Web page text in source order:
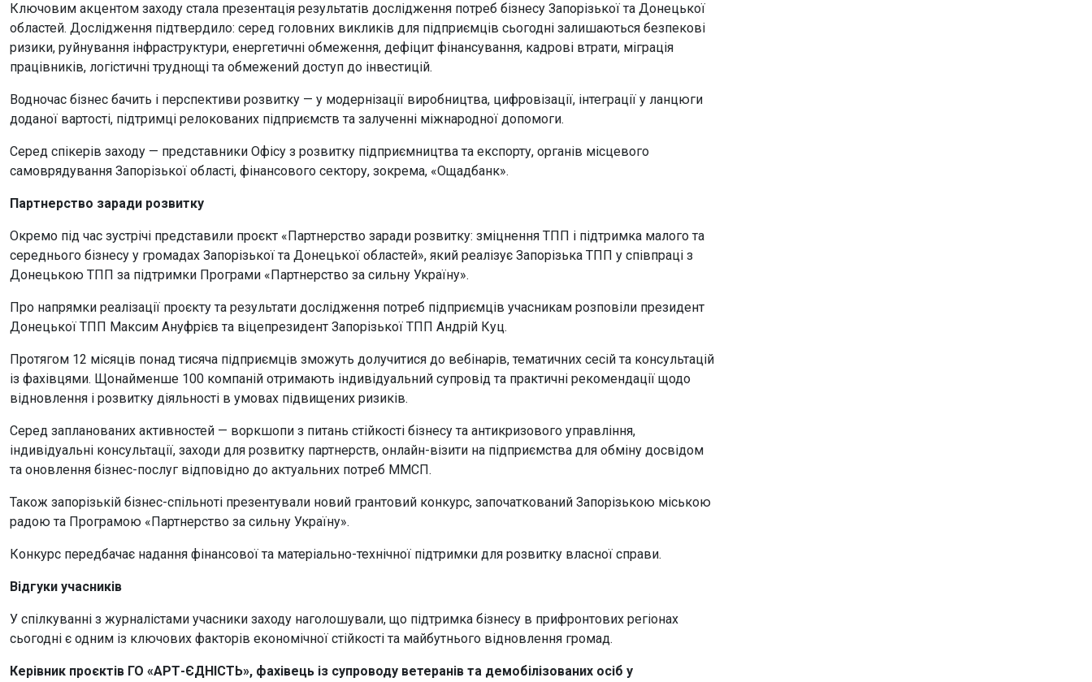
Ключовим акцентом заходу стала презентація результатів дослідження потреб бізнесу Запорізької та Донецької
областей. Дослідження підтвердило: серед головних викликів для підприємців сьогодні залишаються безпекові
ризики, руйнування інфраструктури, енергетичні обмеження, дефіцит фінансування, кадрові втрати, міграція
працівників, логістичні труднощі та обмежений доступ до інвестицій.
Водночас бізнес бачить і перспективи розвитку — у модернізації виробництва, цифровізації, інтеграції у ланцюги
доданої вартості, підтримці релокованих підприємств та залученні міжнародної допомоги.
Серед спікерів заходу — представники Офісу з розвитку підприємництва та експорту, органів місцевого
самоврядування Запорізької області, фінансового сектору, зокрема, «Ощадбанк».
Партнерство заради розвитку
Окремо під час зустрічі представили проєкт «Партнерство заради розвитку: зміцнення ТПП і підтримка малого та
середнього бізнесу у громадах Запорізької та Донецької областей», який реалізує Запорізька ТПП у співпраці з
Донецькою ТПП за підтримки Програми «Партнерство за сильну Україну».
Про напрямки реалізації проєкту та результати дослідження потреб підприємців учасникам розповіли президент
Донецької ТПП Максим Ануфрієв та віцепрезидент Запорізької ТПП Андрій Куц.
Протягом 12 місяців понад тисяча підприємців зможуть долучитися до вебінарів, тематичних сесій та консультацій
із фахівцями. Щонайменше 100 компаній отримають індивідуальний супровід та практичні рекомендації щодо
відновлення і розвитку діяльності в умовах підвищених ризиків.
Серед запланованих активностей — воркшопи з питань стійкості бізнесу та антикризового управління,
індивідуальні консультації, заходи для розвитку партнерств, онлайн-візити на підприємства для обміну досвідом
та оновлення бізнес-послуг відповідно до актуальних потреб ММСП.
Також запорізькій бізнес-спільноті презентували новий грантовий конкурс, започаткований Запорізькою міською
радою та Програмою «Партнерство за сильну Україну».
Конкурс передбачає надання фінансової та матеріально-технічної підтримки для розвитку власної справи.
Відгуки учасників
У спілкуванні з журналістами учасники заходу наголошували, що підтримка бізнесу в прифронтових регіонах
сьогодні є одним із ключових факторів економічної стійкості та майбутнього відновлення громад.
Керівник проєктів ГО «АРТ-ЄДНІСТЬ», фахівець із супроводу ветеранів та демобілізованих осіб у